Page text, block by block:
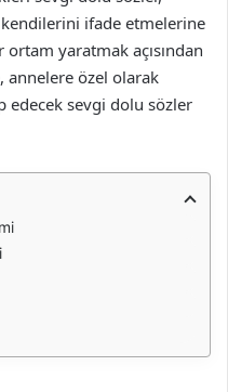
ifade etmelerine
yaratmak açısından
annelere özel olarak
edecek sevgi dolu sözler